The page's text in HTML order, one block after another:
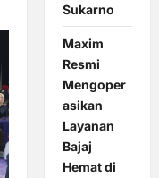
Sukarno
Maxim
Resmi
Mengoper
asikan
Layanan
Bajaj
Hemat di